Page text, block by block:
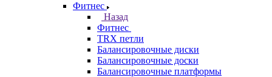
Фитнес
Назад
Фитнес
TRX петли
Балансировочные диски
Балансировочные доски
Балансировочные платформы